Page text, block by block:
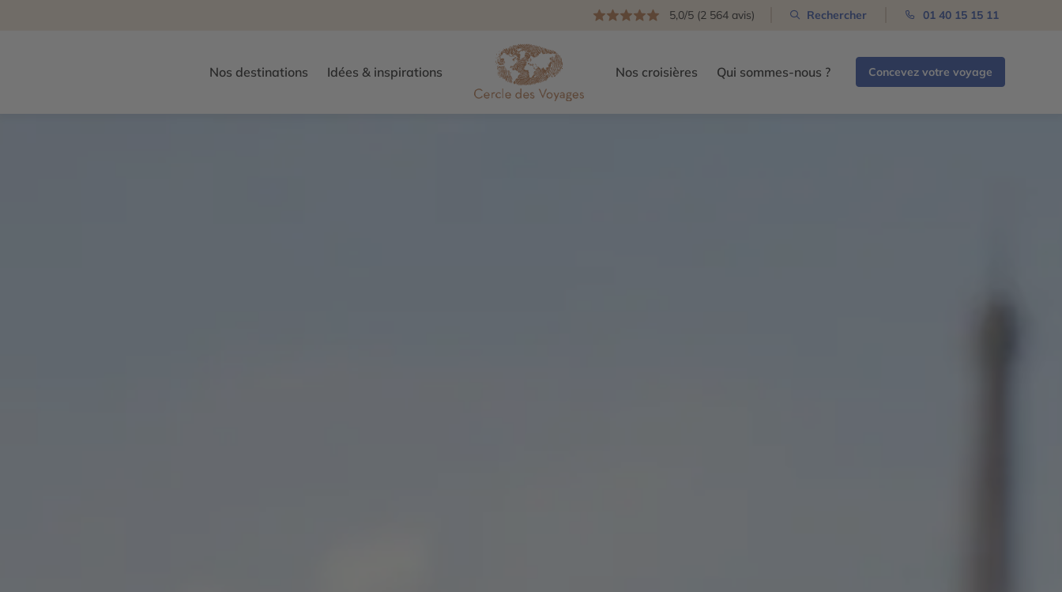
5,0/5 (2 564 avis) Rechercher 01 40 15 15 11
Nos destinations Idées & inspirations Nos croisières Qui sommes-nous ? Concevez votre voyage